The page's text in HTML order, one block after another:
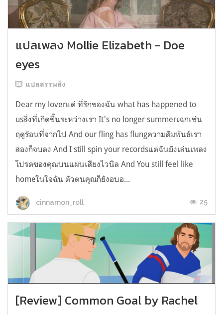
แปลเพลง Mollie Elizabeth - Doe
eyes
แปลสรรพสิ่ง
Dear my loverแด่ ที่รักของฉัน what has happened to
usสิ่งที่เกิดขึ้นระหว่างเรา It's no longer summerเฉกเช่น
ฤดูร้อนที่จากไป And our fling has flungความสัมพันธ์เรา
สองก็จบลง And I still spin your recordsแต่ฉันยังเล่นเพลง
โปรดของคุณบนแผ่นเสียงไวนิล And You still feel like
homeในใจฉัน ตัวตนคุณก็ยังอบอ...
cinnamon_roll 25
[Review] Common Goal by Rachel